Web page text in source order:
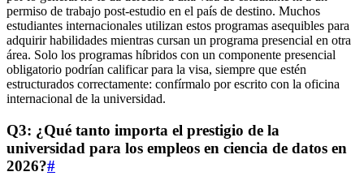
permiso de trabajo post‑estudio en el país de destino. Muchos
estudiantes internacionales utilizan estos programas asequibles para
adquirir habilidades mientras cursan un programa presencial en otra
área. Solo los programas híbridos con un componente presencial
obligatorio podrían calificar para la visa, siempre que estén
estructurados correctamente: confírmalo por escrito con la oficina
internacional de la universidad.
Q3: ¿Qué tanto importa el prestigio de la
universidad para los empleos en ciencia de datos en
2026?#